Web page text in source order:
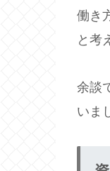
働き
と考
余談
いま